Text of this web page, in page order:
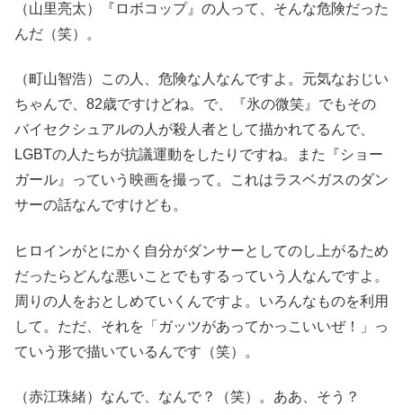
（山里亮太）『ロボコップ』の人って、そんな危険だった
んだ（笑）。
（町山智浩）この人、危険な人なんですよ。元気なおじい
ちゃんで、82歳ですけどね。で、『氷の微笑』でもその
バイセクシュアルの人が殺人者として描かれてるんで、
LGBTの人たちが抗議運動をしたりですね。また『ショー
ガール』っていう映画を撮って。これはラスベガスのダン
サーの話なんですけども。
ヒロインがとにかく自分がダンサーとしてのし上がるため
だったらどんな悪いことでもするっていう人なんですよ。
周りの人をおとしめていくんですよ。いろんなものを利用
して。ただ、それを「ガッツがあってかっこいいぜ！」っ
ていう形で描いているんです（笑）。
（赤江珠緒）なんで、なんで？（笑）。ああ、そう？